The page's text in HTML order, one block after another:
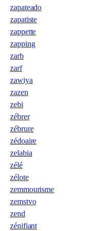
zapateado
zapatiste
zappette
zapping
zarb
zarf
zawiya
zazen
zebi
zébrer
zébrure
zédoaire
zelabia
zélé
zélote
zemmourisme
zemstvo
zend
zénifiant